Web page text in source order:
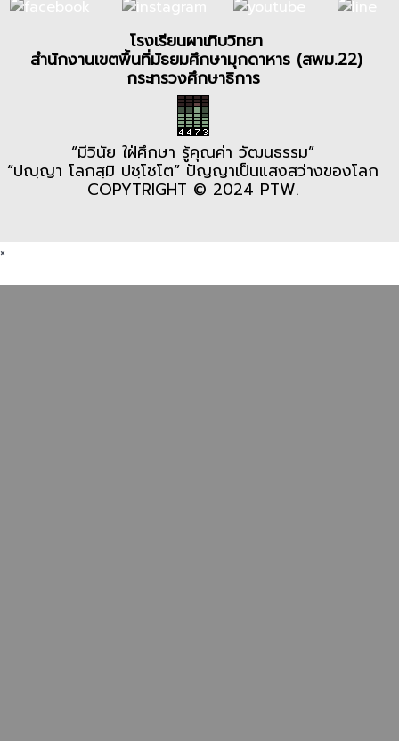
โรงเรียนผาเทิบวิทยา
สำนักงานเขตพื้นที่มัธยมศึกษามุกดาหาร (สพม.22)
กระทรวงศึกษาธิการ
“มีวินัย ใฝ่ศึกษา รู้คุณค่า วัฒนธรรม”
“ปญฺญา โลกสฺมิ ปชฺโชโต” ปัญญาเป็นแสงสว่างของโลก
COPYTRIGHT © 2024 PTW.
×